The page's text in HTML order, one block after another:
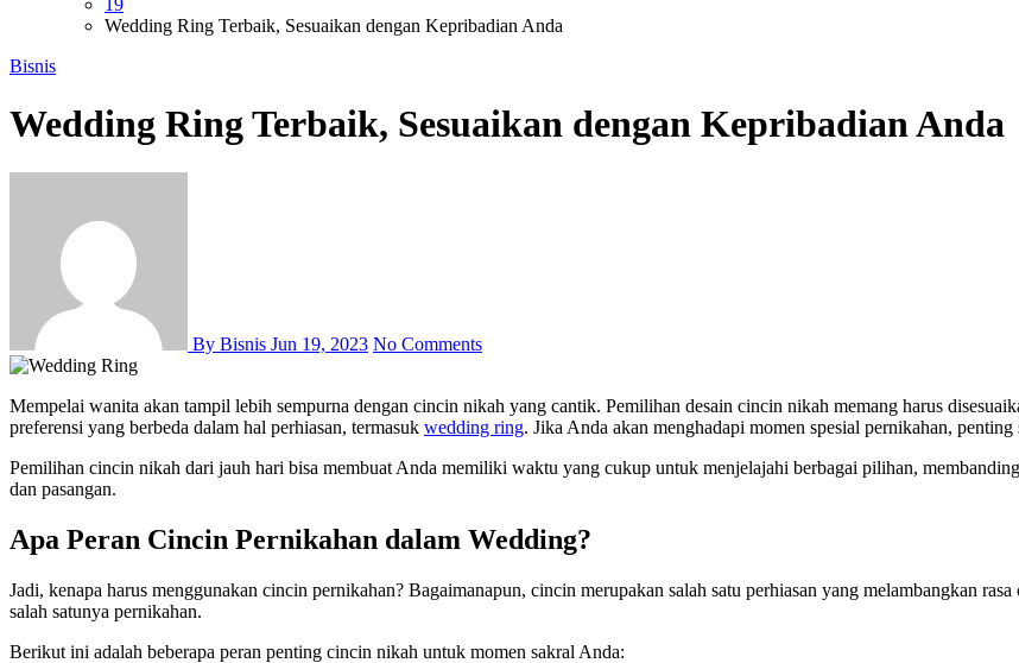
Wedding Ring Terbaik, Sesuaikan dengan Kepribadian Anda
Bisnis
Wedding Ring Terbaik, Sesuaikan dengan Kepribadian Anda
By Bisnis Jun 19, 2023 No Comments
Mempelai wanita akan tampil lebih sempurna dengan cincin nikah yang cantik. Pemilihan desain cincin nikah memang harus disesuaikan dengan kepribadian dan selera mempelai wanita. Setiap wanita memiliki
preferensi yang berbeda dalam hal perhiasan, termasuk wedding ring. Jika Anda akan menghadapi momen spesial pernikahan,
Pemilihan cincin nikah dari jauh hari bisa membuat Anda memiliki waktu yang cukup untuk menjelajahi berbagai pilihan,
dan pasangan.
Apa Peran Cincin Pernikahan dalam Wedding?
Jadi, kenapa harus menggunakan cincin pernikahan? Bagaimanapun, cincin merupakan salah satu perhiasan yang melambangkan
salah satunya pernikahan.
Berikut ini adalah beberapa peran penting cincin nikah untuk momen sakral Anda: